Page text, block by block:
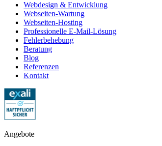
Webdesign & Entwicklung
Webseiten-Wartung
Webseiten-Hosting
Professionelle E-Mail-Lösung
Fehlerbehebung
Beratung
Blog
Referenzen
Kontakt
Angebote